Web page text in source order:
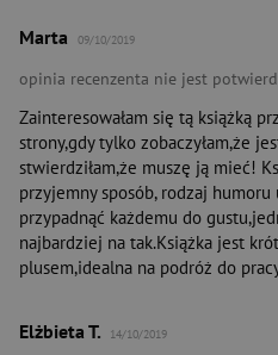
Marta 09/10/2019
opinia recenzenta nie jest
Zainteresowałam się tą książką
strony,gdy tylko zobaczyłam,że
stwierdziłam,że muszę ją mieć!
przyjemny sposób, rodzaj
przypadnąć każdemu do
najbardziej na tak.Książka jest
plusem,idealna na podróż do
Elżbieta T. 14/10/2019